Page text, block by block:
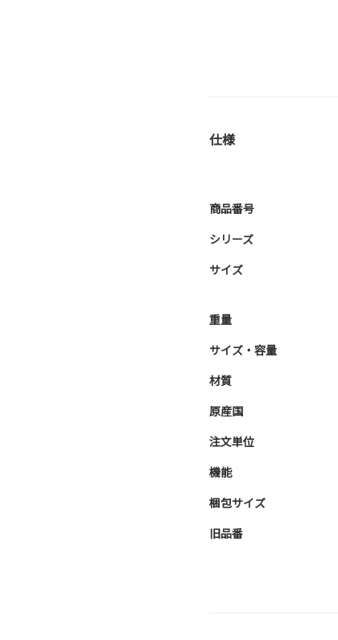
仕様
商品番号
シリーズ
サイズ
重量
サイズ・容量
材質
原産国
注文単位
機能
梱包サイズ
旧品番